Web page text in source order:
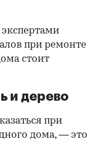
при ремонте
стоит
и дерево
при
дома, — это